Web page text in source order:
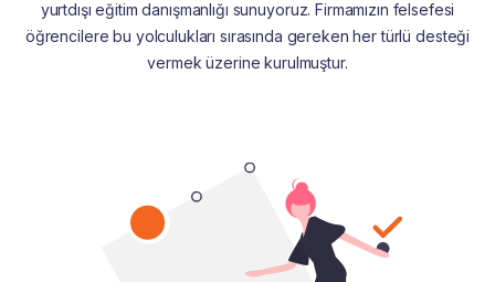
yurtdışı eğitim danışmanlığı sunuyoruz. Firmamızın felsefesi
öğrencilere bu yolculukları sırasında gereken her türlü desteği
vermek üzerine kurulmuştur.